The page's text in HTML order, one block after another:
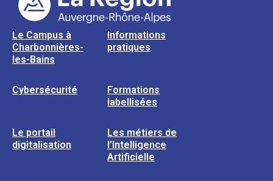
Le Campus à
Charbonnières-
les-Bains
Informations
pratiques
Cybersécurité
Formations
labellisées
Le portail
digitalisation
Les métiers de
l’Intelligence
Artificielle